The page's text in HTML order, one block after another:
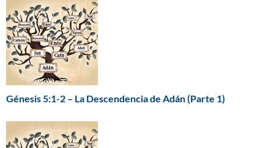
Génesis 5:1-2 – La Descendencia de Adán (Parte 1)